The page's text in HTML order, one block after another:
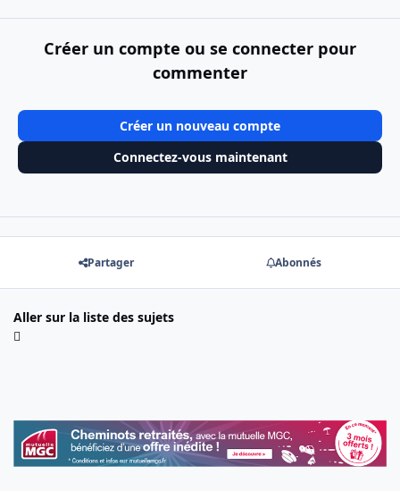
Créer un compte ou se connecter pour
commenter
Créer un nouveau compte
Connectez-vous maintenant
Partager Abonnés
Aller sur la liste des sujets